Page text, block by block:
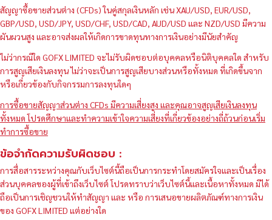
สัญญาซื้อขายส่วนต่าง (CFDs) ในคู่สกุลเงินหลัก เช่น XAU/USD, EUR/USD,
GBP/USD, USD/JPY, USD/CHF, USD/CAD, AUD/USD และ NZD/USD มีความ
ผันผวนสูง และอาจส่งผลให้เกิดการขาดทุนทางการเงินอย่างมีนัยสำคัญ
ไม่ว่ากรณีใด GOFX LIMITED จะไม่รับผิดชอบต่อบุคคลหรือนิติบุคคลใด สำหรับ
การสูญเสียเงินลงทุน ไม่ว่าจะเป็นการสูญเสียบางส่วนหรือทั้งหมด ที่เกิดขึ้นจาก
หรือเกี่ยวข้องกับกิจกรรมการลงทุนใดๆ
การซื้อขายสัญญาส่วนต่าง CFDs มีความเสี่ยงสูง และคุณอาจสูญเสียเงินลงทุน
ทั้งหมด โปรดศึกษาและทำความเข้าใจความเสี่ยงที่เกี่ยวข้องอย่างถี่ถ้วนก่อนเริ่ม
ทำการซื้อขาย
ข้อจำกัดความรับผิดชอบ :
การสื่อสารระหว่างคุณกับเว็บไซต์นี้ถือเป็นการกระทำโดยสมัครใจและเป็นเรื่อง
ส่วนบุคคลของผู้ที่เข้าถึงเว็บไซต์ โปรดทราบว่าเว็บไซต์นี้และเนื้อหาทั้งหมด มิได้
ถือเป็นการเชิญชวนให้ทำสัญญา และ หรือ การเสนอขายผลิตภัณฑ์ทางการเงิน
ของ GOFX LIMITED แต่อย่างใด